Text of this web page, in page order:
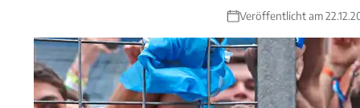
Veröffentlicht am